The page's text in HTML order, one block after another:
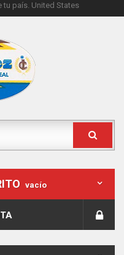
tu país. United States
vacío